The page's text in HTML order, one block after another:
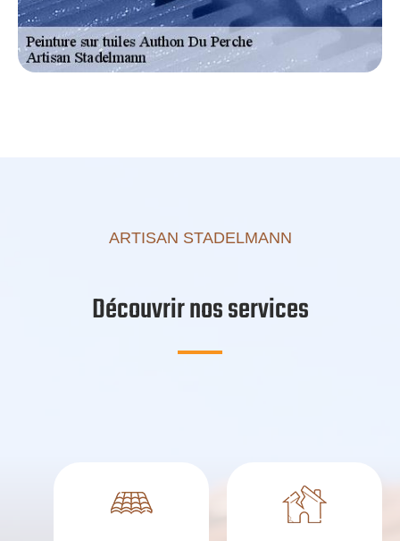
ARTISAN STADELMANN
Découvrir nos services